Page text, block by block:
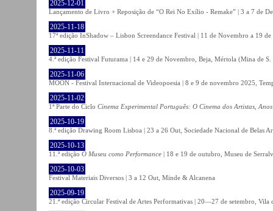
2025-12-01
Lançamento de Livro + Reposição de “O Rei No Exílio - Remake” | 3 a 7 de
2025-11-18
17ª edição InShadow – Lisbon Screendance Festival | 11 de Novembro a 19
2025-11-11
4.ª edição Festival Futurama | 14 e 29 de Novembro, Beja, Mértola (Mina de
2025-11-06
MOON - Festival Internacional de Videopoesia | 8 e 9 de novembro 2025,
2025-11-02
1ª Parte do Ciclo Cinema Experimental Português: O Cinema dos Artistas,
2025-10-19
8.ª edição Drawing Room Lisboa | 23 a 26 Out, Sociedade Nacional de Belas
2025-10-13
11.ª edição O Museu como Performance | 18 e 19 de outubro, Museu de
2025-10-03
Festival Materiais Diversos | 3 a 12 Out, Minde & Alcanena
2025-09-19
21.ª edição Circular Festival de Artes Performativas | 20—27 de setembro, Vila